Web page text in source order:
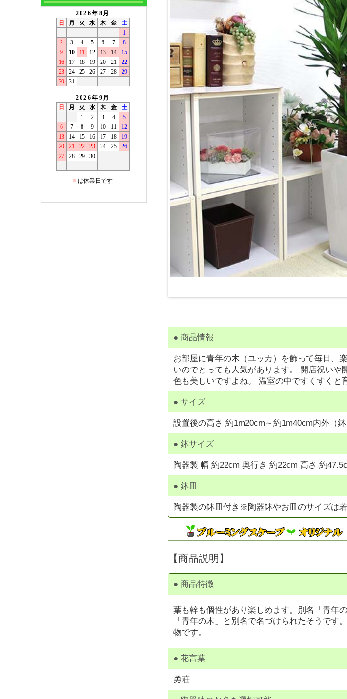
● 商品情報
お部屋に青年の木（ユッカ）を飾って毎日、
いのでとっても人気があります。 開店祝い
色も美しいですよね。 温室の中ですくすくと
● サイズ
設置後の高さ 約1m20cm～約1m40cm内外（
● 鉢サイズ
陶器製 幅 約22cm 奥行き 約22cm 高さ 約
● 鉢皿
陶器製の鉢皿付き※陶器鉢やお皿のサイズは
【商品説明】
● 商品特徴
葉も幹も個性があり楽しめます。別名「青年
「青年の木」と別名で名づけられたそうで
物です。
● 花言葉
勇荘